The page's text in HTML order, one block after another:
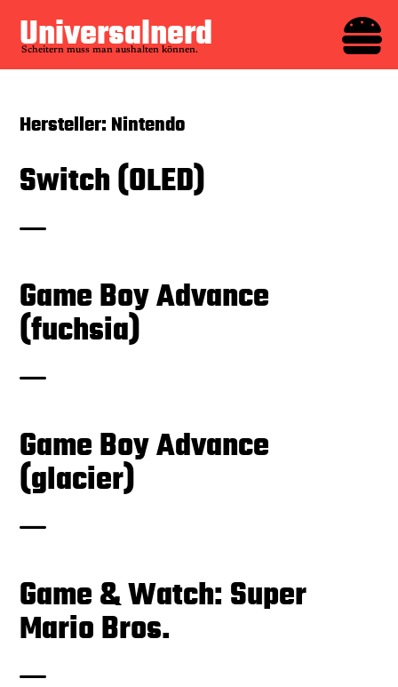
Inhalt
Universalnerd
Scheitern muss man aushalten können. 
Hersteller: Nintendo
Switch (OLED)
Game Boy Advance
(fuchsia)
Game Boy Advance
(glacier)
Game & Watch: Super
Mario Bros.